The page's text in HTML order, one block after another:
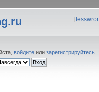
[
войдите или зарегистрируйтесь